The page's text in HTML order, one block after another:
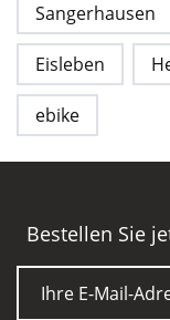
Sangerhausen
Eisleben
ebike
Bestellen Sie
E-Mail